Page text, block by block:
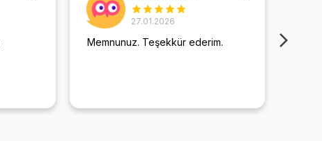
27.01.2026
Memnunuz. Teşekkür ederim.